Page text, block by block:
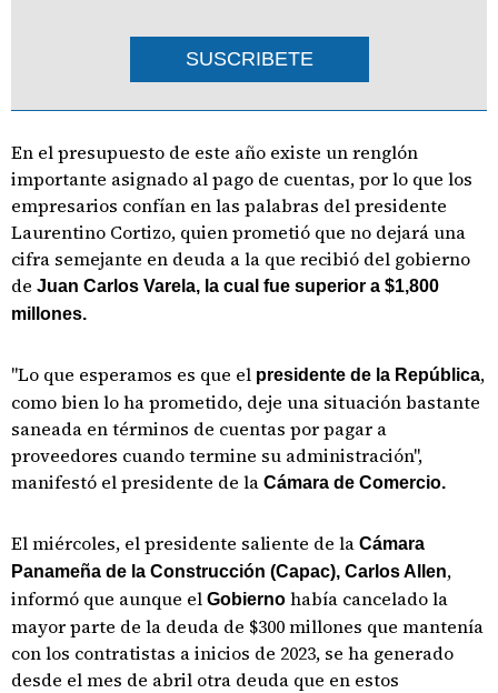
SUSCRIBETE
En el presupuesto de este año existe un renglón
importante asignado al pago de cuentas, por lo que los
empresarios confían en las palabras del presidente
Laurentino Cortizo, quien prometió que no dejará una
cifra semejante en deuda a la que recibió del gobierno
de Juan Carlos Varela, la cual fue superior a $1,800
millones.
"Lo que esperamos es que el presidente de la República,
como bien lo ha prometido, deje una situación bastante
saneada en términos de cuentas por pagar a
proveedores cuando termine su administración",
manifestó el presidente de la Cámara de Comercio.
El miércoles, el presidente saliente de la Cámara
Panameña de la Construcción (Capac), Carlos Allen,
informó que aunque el Gobierno había cancelado la
mayor parte de la deuda de $300 millones que mantenía
con los contratistas a inicios de 2023, se ha generado
desde el mes de abril otra deuda que en estos